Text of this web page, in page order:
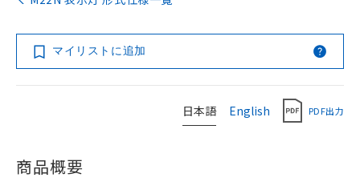
マイリストに追加
日本語 English PDF出力
商品概要